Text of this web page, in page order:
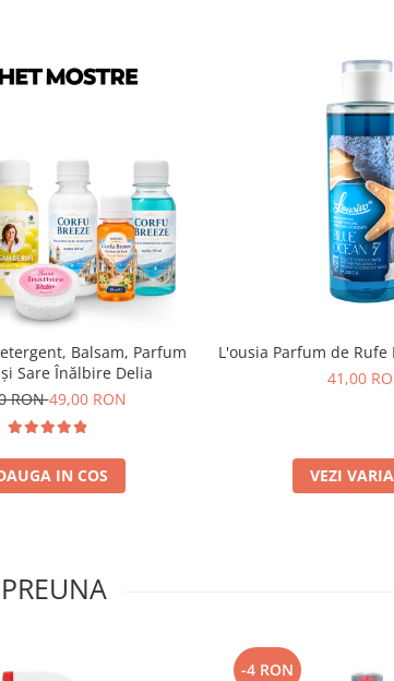
Balsam, Parfum
Sare Înălbire Delia
RON49,00 RON
IN COS
L'ousia Parfum de Rufe
41,00
VEZI
-4 RON